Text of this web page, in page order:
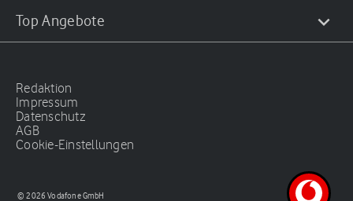
Top Angebote
Redaktion
Impressum
Datenschutz
AGB
Cookie-Einstellungen
© 2026 Vodafone GmbH